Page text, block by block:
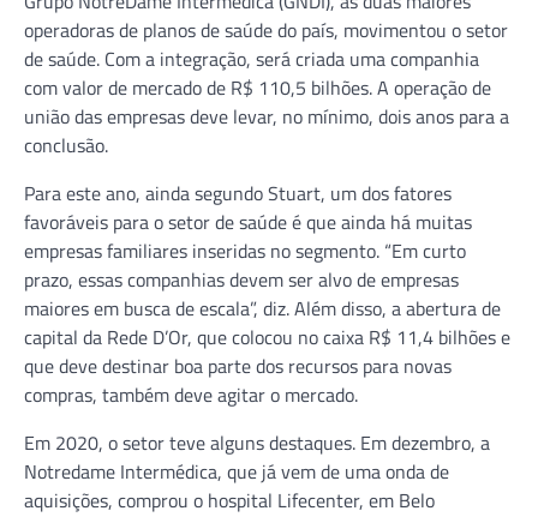
operadoras de planos de saúde do país, movimentou o setor
de saúde. Com a integração, será criada uma companhia
com valor de mercado de R$ 110,5 bilhões. A operação de
união das empresas deve levar, no mínimo, dois anos para a
conclusão.
Para este ano, ainda segundo Stuart, um dos fatores
favoráveis para o setor de saúde é que ainda há muitas
empresas familiares inseridas no segmento. “Em curto
prazo, essas companhias devem ser alvo de empresas
maiores em busca de escala”, diz. Além disso, a abertura de
capital da Rede D’Or, que colocou no caixa R$ 11,4 bilhões e
que deve destinar boa parte dos recursos para novas
compras, também deve agitar o mercado.
Em 2020, o setor teve alguns destaques. Em dezembro, a
Notredame Intermédica, que já vem de uma onda de
aquisições, comprou o hospital Lifecenter, em Belo